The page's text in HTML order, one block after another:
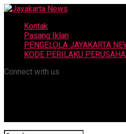
Kontak
Pasang Iklan
PENGELOLA JAYAKARTA
KODE PERILAKU
Connect with us